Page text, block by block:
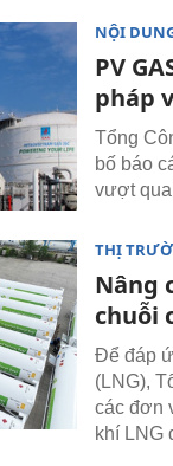
NỘI
PV
pháp
Tổng
bố báo
vượt qua
THỊ
Nâng
chuỗi
Để đáp
(LNG),
các đơn
khí LNG